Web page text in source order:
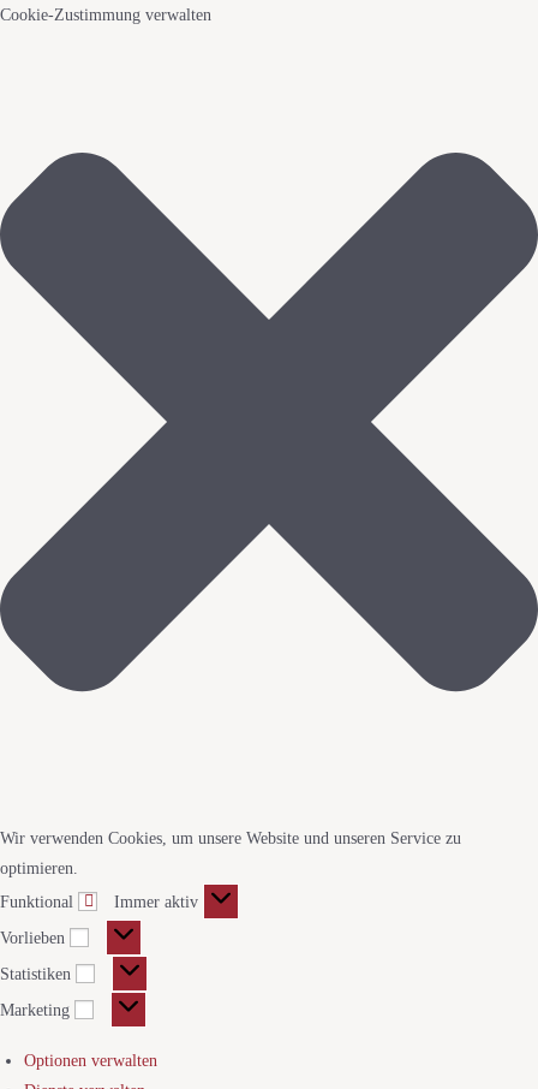
Cookie-Zustimmung verwalten
Wir verwenden Cookies, um unsere Website und unseren Service zu
optimieren.
Funktional
Immer aktiv
Vorlieben
Statistiken
Marketing
Optionen verwalten